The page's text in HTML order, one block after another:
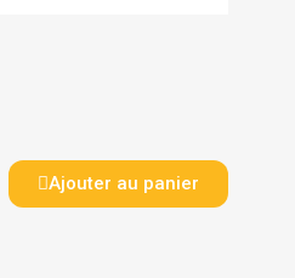
Ajouter au panier